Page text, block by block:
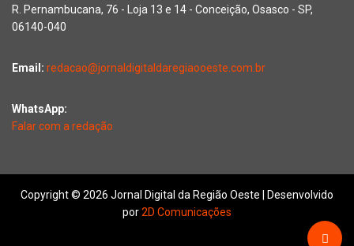
R. Pernambucana, 76 - Loja 13 e 14 - Conceição, Osasco - SP,
06140-040
Email: redacao@jornaldigitaldaregiaooeste.com.br
WhatsApp:
Falar com a redação
Copyright © 2026 Jornal Digital da Região Oeste | Desenvolvido
por2D Comunicações